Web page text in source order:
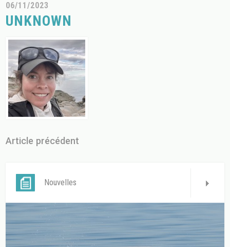
06/11/2023
UNKNOWN
Article précédent
Nouvelles